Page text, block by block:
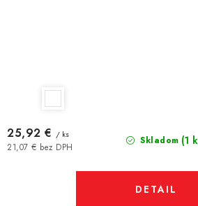
Skladom (1
21,07 € bez DPH
25,92 € / ks
DETAIL